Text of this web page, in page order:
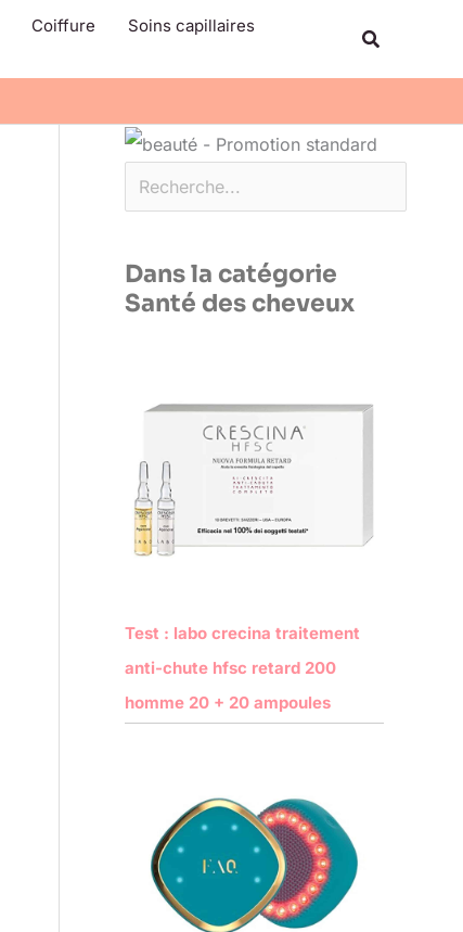
Coiffure
Soins capillaires
Rechercher
Dans la catégorie
Santé des cheveux
Test : labo crecina traitement
anti-chute hfsc retard 200
homme 20 + 20 ampoules